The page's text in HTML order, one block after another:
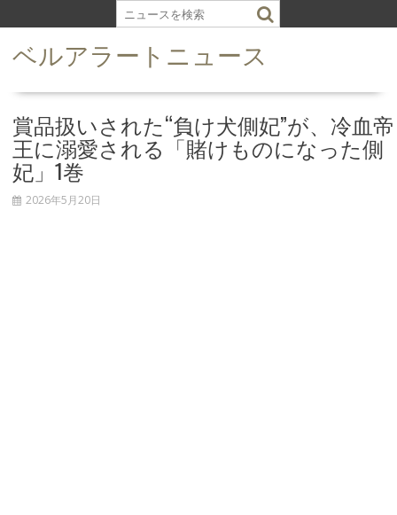
k
ベルアラートニュース
賞品扱いされた“負け犬側妃”が、冷血帝
王に溺愛される「賭けものになった側
妃」1巻
2026年5月20日